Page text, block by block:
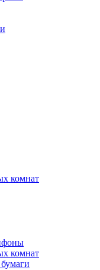
комнат
комнат